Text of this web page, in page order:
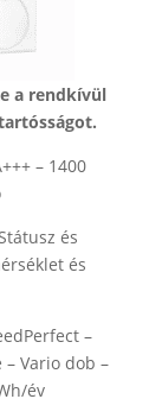
a rendkívül
– 1400
és
és
–
– Vario dob –
év